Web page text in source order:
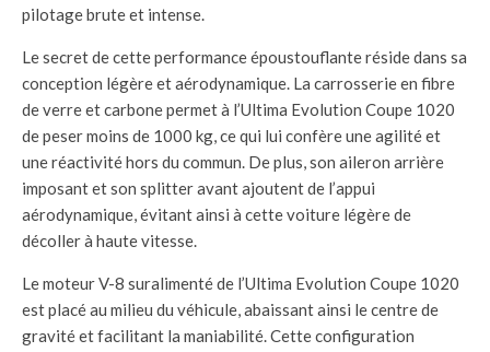
pilotage brute et intense.
Le secret de cette performance époustouflante réside dans sa
conception légère et aérodynamique. La carrosserie en fibre
de verre et carbone permet à l’Ultima Evolution Coupe 1020
de peser moins de 1000 kg, ce qui lui confère une agilité et
une réactivité hors du commun. De plus, son aileron arrière
imposant et son splitter avant ajoutent de l’appui
aérodynamique, évitant ainsi à cette voiture légère de
décoller à haute vitesse.
Le moteur V-8 suralimenté de l’Ultima Evolution Coupe 1020
est placé au milieu du véhicule, abaissant ainsi le centre de
gravité et facilitant la maniabilité. Cette configuration